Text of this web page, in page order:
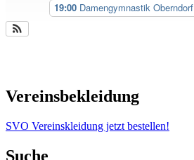
19:00 Damengymnastik Oberndorf
Vereinsbekleidung
SVO Vereinskleidung jetzt bestellen!
Suche